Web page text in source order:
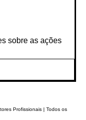
sobre as ações
Profissionais | Todos os